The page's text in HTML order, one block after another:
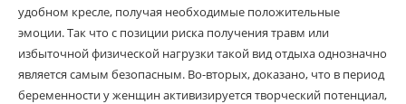
удобном кресле, получая необходимые положительные
эмоции. Так что с позиции риска получения травм или
избыточной физической нагрузки такой вид отдыха однозначно
является самым безопасным. Во-вторых, доказано, что в период
беременности у женщин активизируется творческий потенциал,